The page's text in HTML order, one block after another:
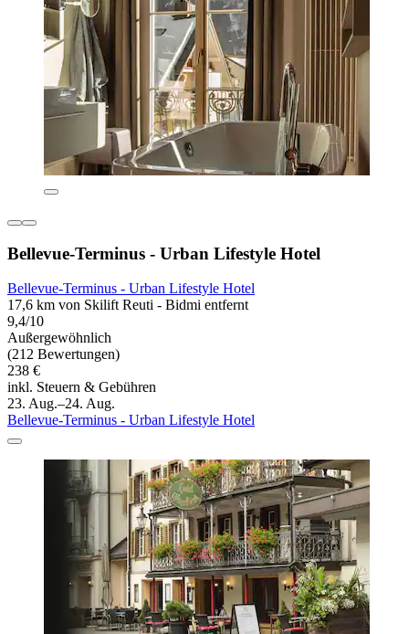
Bellevue-Terminus - Urban Lifestyle Hotel
Bellevue-Terminus - Urban Lifestyle Hotel
17,6 km von Skilift Reuti - Bidmi entfernt
9,4/10
Außergewöhnlich
(212 Bewertungen)
238 €
inkl. Steuern & Gebühren
23. Aug.–24. Aug.
Bellevue-Terminus - Urban Lifestyle Hotel